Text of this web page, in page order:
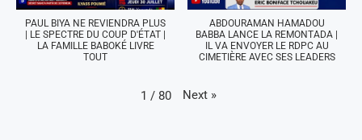
PAUL BIYA NE REVIENDRA PLUS
| LE SPECTRE DU COUP D'ÉTAT |
LA FAMILLE BABOKÉ LIVRE
TOUT
ABDOURAMAN HAMADOU
BABBA LANCE LA REMONTADA |
IL VA ENVOYER LE RDPC AU
CIMETIÈRE AVEC SES LEADERS
1 / 80 Next »